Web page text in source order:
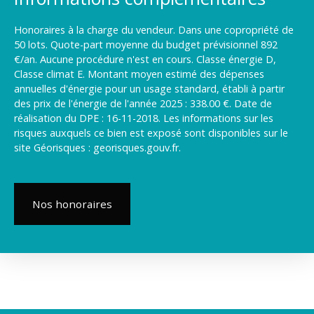
Honoraires à la charge du vendeur. Dans une copropriété de
50 lots. Quote-part moyenne du budget prévisionnel 892
€/an. Aucune procédure n'est en cours. Classe énergie D,
Classe climat E. Montant moyen estimé des dépenses
annuelles d'énergie pour un usage standard, établi à partir
des prix de l'énergie de l'année 2025 : 338.00 €. Date de
réalisation du DPE : 16-11-2018. Les informations sur les
risques auxquels ce bien est exposé sont disponibles sur le
site Géorisques : georisques.gouv.fr.
Nos honoraires